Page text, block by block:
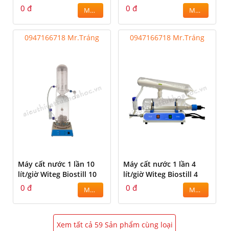
0 đ MUA 0 đ MUA
0947166718 Mr.Tráng
Máy cất nước 1 lần 10
lít/giờ Witeg Biostill 10
0 đ MUA
0947166718 Mr.Tráng
Máy cất nước 1 lần 4
lít/giờ Witeg Biostill 4
0 đ MUA
Xem tất cả 59 Sản phẩm cùng loại